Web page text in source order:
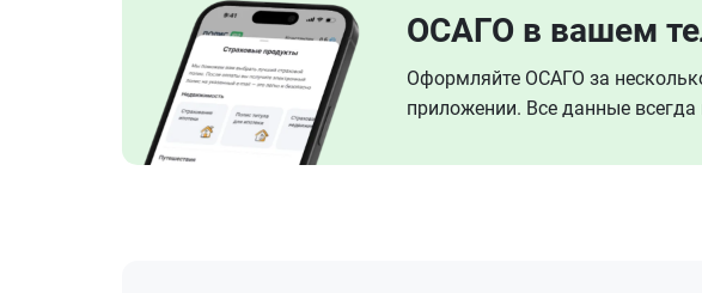
ОСАГО в вашем
Оформляйте ОСАГО за
приложении. Все данные всегда